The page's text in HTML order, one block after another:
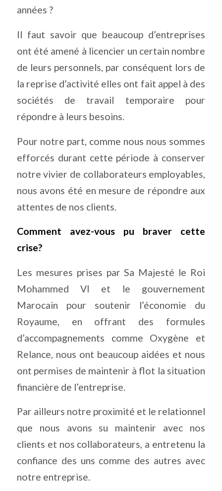
années ?
Il faut savoir que beaucoup d’entreprises
ont été amené à licencier un certain nombre
de leurs personnels, par conséquent lors de
la reprise d’activité elles ont fait appel à des
sociétés de travail temporaire pour
répondre à leurs besoins.
Pour notre part, comme nous nous sommes
efforcés durant cette période à conserver
notre vivier de collaborateurs employables,
nous avons été en mesure de répondre aux
attentes de nos clients.
Comment avez-vous pu braver cette
crise?
Les mesures prises par Sa Majesté le Roi
Mohammed VI et le gouvernement
Marocain pour soutenir l’économie du
Royaume, en offrant des formules
d’accompagnements comme Oxygène et
Relance, nous ont beaucoup aidées et nous
ont permises de maintenir à flot la situation
financière de l’entreprise.
Par ailleurs notre proximité et le relationnel
que nous avons su maintenir avec nos
clients et nos collaborateurs, a entretenu la
confiance des uns comme des autres avec
notre entreprise.